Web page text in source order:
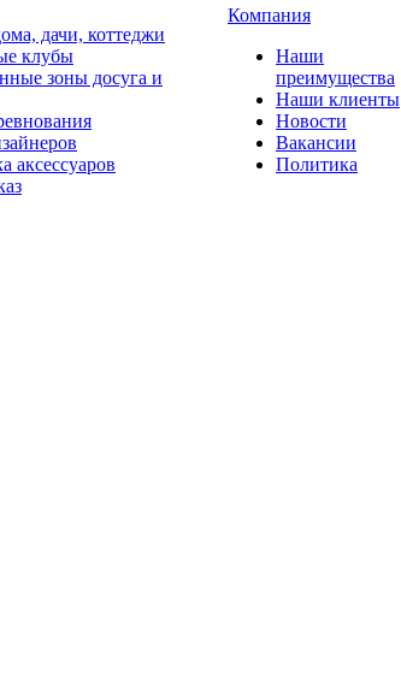
дачи, коттеджи
клубы
зоны досуга и
аксессуаров
Компания
Наши
преимущества
Наши клиенты
Новости
Вакансии
Политика